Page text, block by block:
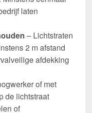
laten
– Lichtstraten
2 m afstand
afdekking
of met
de lichtstraat
of